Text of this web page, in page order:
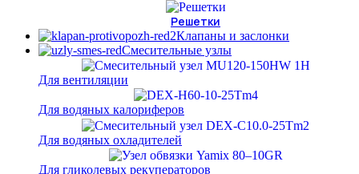
Решетки
Клапаны и заслонки
Смесительные узлы
Для вентиляции
Для водяных калориферов
Для водяных охладителей
Для гликолевых рекуператоров